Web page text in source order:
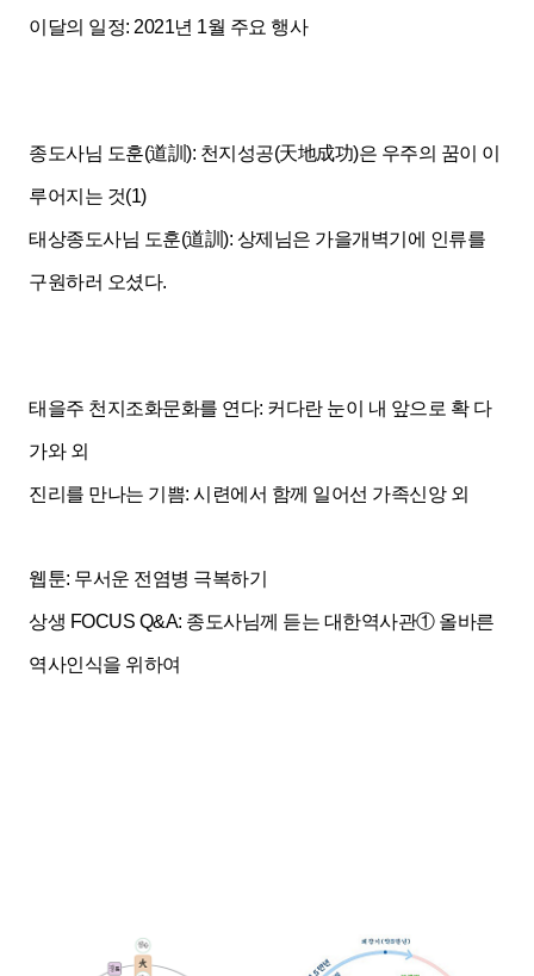
이달의 일정: 2021년 1월 주요 행사
종도사님 도훈(道訓): 천지성공(天地成功)은 우주의 꿈이 이
루어지는 것(1)
태상종도사님 도훈(道訓): 상제님은 가을개 벽기에 인류를
구원하러 오셨다.
태을주 천지조화문화를 연다: 커다란 눈이 내 앞으로 확 다
가와 외
진리를 만나는 기쁨: 시련에서 함께 일어선 가족신앙 외
웹툰: 무서운 전염병 극복하기
상생 FOCUS Q&A: 종도사님께 듣는 대한역사관① 올바른
역사인식을 위하여